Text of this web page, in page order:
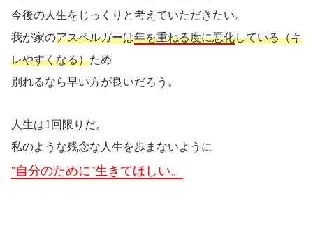
今後の人生をじっくりと考えていただきたい。
我が家のアスペルガーは年を重ねる度に悪化している（キ
レやすくなる）ため
別れるなら早い方が良いだろう。
人生は1回限りだ。
私のような残念な人生を歩まないように
”自分のために”生きてほしい。